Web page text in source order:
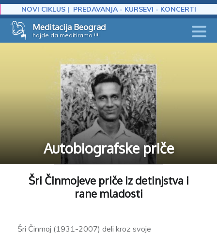
NOVI CIKLUS | PREDAVANJA - KURSEVI - KONCERTI
Skip
Meditacija Beograd
hajde da meditiramo !!!!
Autobiografske priče
Šri Činmojeve priče iz detinjstva i
rane mladosti
Šri Činmoj (1931-2007) deli kroz svoje